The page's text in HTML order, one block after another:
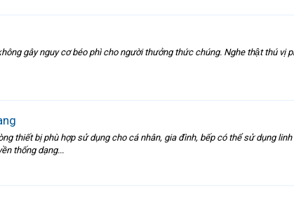
gây nguy cơ béo phì cho người thưởng thức chúng. Nghe thật thú vị
thiết bị phù hợp sử dụng cho cá nhân, gia đình, bếp có thể sử dụng
thống dạng...